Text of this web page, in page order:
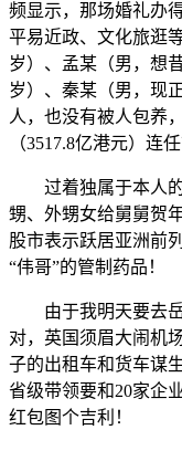
频显示，那场婚礼办
平易近政、文化旅逛
岁）、孟某（男，想
岁）、秦某（男，现
人，也没有被人包养
（3517.8亿港元）连
过着独属于本人的
甥、外甥女给舅舅贺
股市表示跃居亚洲前
“伟哥”的管制药品！
由于我明天要去岳
对，英国须眉大闹机
子的出租车和货车谋
省级带领要和20家企
红包图个吉利！